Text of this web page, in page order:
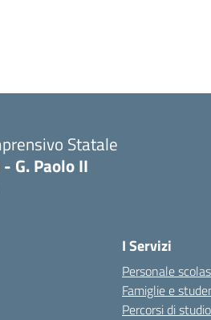
Statale
G. Paolo II
I Servizi
Personale
Famiglie e
Percorsi di studio